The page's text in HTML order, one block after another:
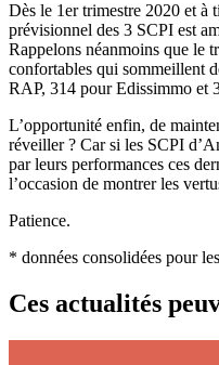
Dès le 1er trimestre 2020 et à
prévisionnel des 3 SCPI est
Rappelons néanmoins que le
confortables qui sommeillent
RAP, 314 pour Edissimmo et
L’opportunité enfin, de
réveiller ? Car si les SCPI
par leurs performances ces
l’occasion de montrer les
Patience.
* données consolidées pour
Ces actualités